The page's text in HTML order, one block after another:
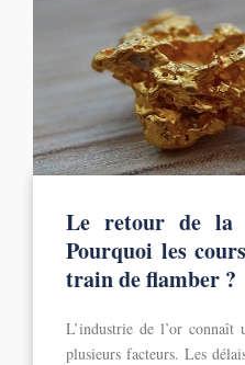
Le retour de la
Pourquoi les
train de flamber ?
L’industrie de l’or connaît
plusieurs facteurs. Les